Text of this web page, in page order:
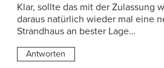
Klar, sollte das mit der Zulassung
daraus natürlich wieder mal eine
Strandhaus an bester Lage…
Antworten